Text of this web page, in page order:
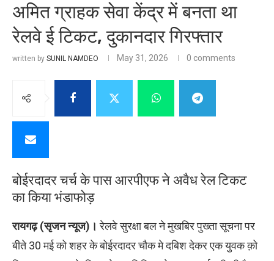
अमित ग्राहक सेवा केंद्र में बनता था
रेलवे ई टिकट, दुकानदार गिरफ्तार
written by SUNIL NAMDEO May 31, 2026 0 comments
बोईरदादर चर्च के पास आरपीएफ ने अवैध रेल टिकट
का किया भंडाफोड़
रायगढ़ (सृजन न्यूज)। रेलवे सुरक्षा बल ने मुखबिर पुख्ता सूचना पर
बीते 30 मई को शहर के बोईरदादर चौक मे दबिश देकर एक युवक क़ो